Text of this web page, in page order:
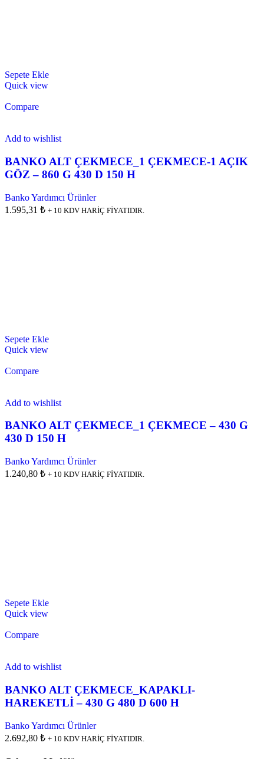
Sepete Ekle
Quick view
Compare
Add to wishlist
BANKO ALT ÇEKMECE_1 ÇEKMECE-1 AÇIK
GÖZ – 860 G 430 D 150 H
Banko Yardımcı Ürünler
1.595,31 ₺ + 10 KDV HARİÇ FİYATIDIR.
Sepete Ekle
Quick view
Compare
Add to wishlist
BANKO ALT ÇEKMECE_1 ÇEKMECE – 430 G
430 D 150 H
Banko Yardımcı Ürünler
1.240,80 ₺ + 10 KDV HARİÇ FİYATIDIR.
Sepete Ekle
Quick view
Compare
Add to wishlist
BANKO ALT ÇEKMECE_KAPAKLI-
HAREKETLİ – 430 G 480 D 600 H
Banko Yardımcı Ürünler
2.692,80 ₺ + 10 KDV HARİÇ FİYATIDIR.